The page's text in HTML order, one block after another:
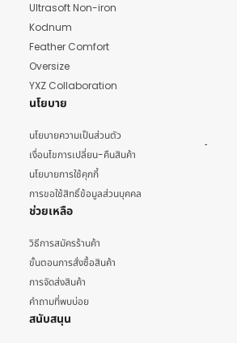
Ultrasoft Non-iron
Kodnum
Feather Comfort
Oversize
YXZ Collaboration
นโยบาย
นโยบายความเป็นส่วนตัว
เงื่อนไขการเปลี่ยน-คืนสินค้า
นโยบายการใช้คุกกี้
การขอใช้สิทธิ์ข้อมูลส่วนบุคคล
ช่วยเหลือ
วิธีการสมัครร้านค้า
ขั้นตอนการสั่งซื้อสินค้า
การจัดส่งสินค้า
คำถามที่พบบ่อย
สนับสนุน